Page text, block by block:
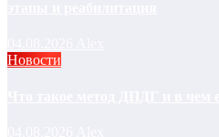
Новости